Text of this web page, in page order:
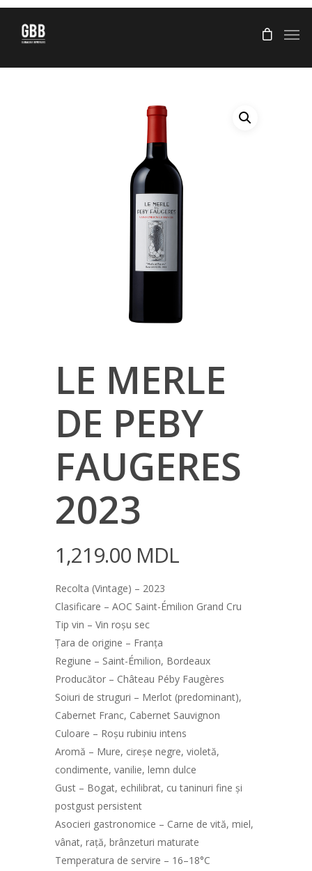
LE MERLE
DE PEBY
FAUGERES
2023
1,219.00 MDL
Recolta (Vintage) – 2023
Clasificare – AOC Saint-Émilion Grand Cru
Tip vin – Vin roșu sec
Țara de origine – Franța
Regiune – Saint-Émilion, Bordeaux
Producător – Château Péby Faugères
Soiuri de struguri – Merlot (predominant),
Cabernet Franc, Cabernet Sauvignon
Culoare – Roșu rubiniu intens
Aromă – Mure, cireșe negre, violetă,
condimente, vanilie, lemn dulce
Gust – Bogat, echilibrat, cu taninuri fine și
postgust persistent
Asocieri gastronomice – Carne de vită, miel,
vânat, rață, brânzeturi maturate
Temperatura de servire – 16–18°C